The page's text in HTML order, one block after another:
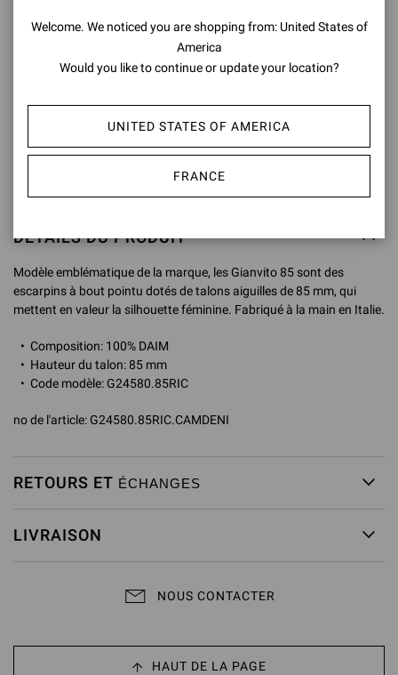
AJOUTER AU PANIER
VÉRIFIER LA DISPONIBILITÉ EN BOUTIQUE
AJOUTER À LA LISTE DE SOUHAITS
DÉTAILS DU PRODUIT
Modèle emblématique de la marque, les Gianvito 85 sont des
escarpins à bout pointu dotés de talons aiguilles de 85 mm, qui
mettent en valeur la silhouette féminine. Fabriqué à la main en Italie.
Composition: 100% DAIM
Hauteur du talon: 85 mm
Code modèle: G24580.85RIC
no de l'article:G24580.85RIC.CAMDENI
RETOURS ET ÉCHANGES
LIVRAISON
NOUS CONTACTER
HAUT DE LA PAGE
Welcome. We noticed you are shopping from: United States of
America
Would you like to continue or update your location?
UNITED STATES OF AMERICA
FRANCE